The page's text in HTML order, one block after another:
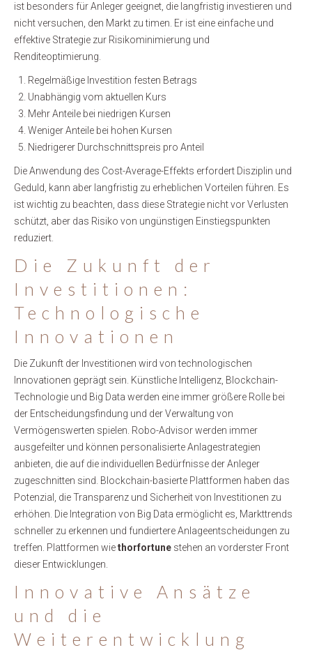
ist besonders für Anleger geeignet, die langfristig investieren und
nicht versuchen, den Markt zu timen. Er ist eine einfache und
effektive Strategie zur Risikominimierung und
Renditeoptimierung.
Regelmäßige Investition festen Betrags
Unabhängig vom aktuellen Kurs
Mehr Anteile bei niedrigen Kursen
Weniger Anteile bei hohen Kursen
Niedrigerer Durchschnittspreis pro Anteil
Die Anwendung des Cost-Average-Effekts erfordert Disziplin und
Geduld, kann aber langfristig zu erheblichen Vorteilen führen. Es
ist wichtig zu beachten, dass diese Strategie nicht vor Verlusten
schützt, aber das Risiko von ungünstigen Einstiegspunkten
reduziert.
Die Zukunft der
Investitionen:
Technologische
Innovationen
Die Zukunft der Investitionen wird von technologischen
Innovationen geprägt sein. Künstliche Intelligenz, Blockchain-
Technologie und Big Data werden eine immer größere Rolle bei
der Entscheidungsfindung und der Verwaltung von
Vermögenswerten spielen. Robo-Advisor werden immer
ausgefeilter und können personalisierte Anlagestrategien
anbieten, die auf die individuellen Bedürfnisse der Anleger
zugeschnitten sind. Blockchain-basierte Plattformen haben das
Potenzial, die Transparenz und Sicherheit von Investitionen zu
erhöhen. Die Integration von Big Data ermöglicht es, Markttrends
schneller zu erkennen und fundiertere Anlageentscheidungen zu
treffen. Plattformen wiethorfortune stehen an vorderster Front
dieser Entwicklungen.
Innovative Ansätze
und die
Weiterentwicklung